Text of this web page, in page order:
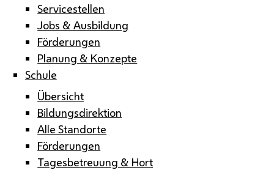
Servicestellen
Jobs & Ausbildung
Förderungen
Planung & Konzepte
Schule
Übersicht
Bildungsdirektion
Alle Standorte
Förderungen
Tagesbetreuung & Hort